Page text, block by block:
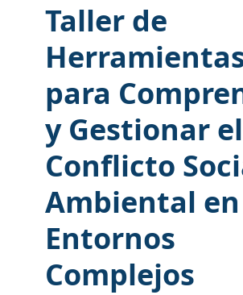
Taller de
para
y Gestionar el
Conflicto
Ambiental en
Entornos
Complejos